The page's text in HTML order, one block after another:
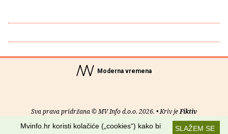
Moderna vremena
Sva prava pridržana © MV Info d.o.o. 2026. • Kriv jeFiktiv
O nama• Pomoć• Uvjeti korištenja•RSS kanaliSLAŽEM SE
Mvinfo.hr koristi kolačiće („cookies“) kako bi